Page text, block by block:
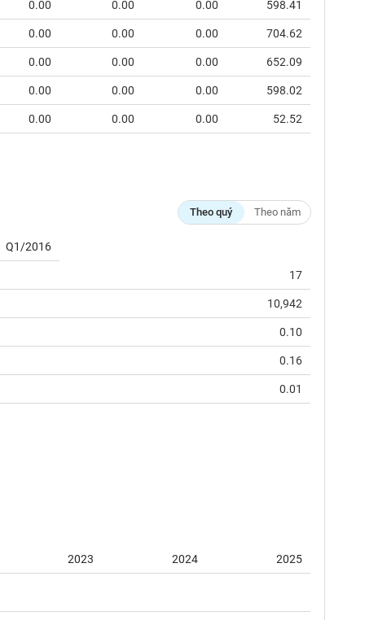
0.00 0.00 0.00 598.41
0.00 0.00 0.00 704.62
0.00 0.00 0.00 652.09
0.00 0.00 0.00 598.02
0.00 0.00 0.00 52.52
Theo quý Theo năm
Q1/2016
17
10,942
0.10
0.16
0.01
2023 2024 2025